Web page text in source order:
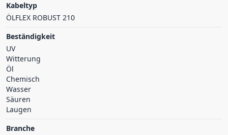
Kabeltyp
ÖLFLEX ROBUST 210
Beständigkeit
UV
Witterung
Öl
Chemisch
Wasser
Säuren
Laugen
Branche